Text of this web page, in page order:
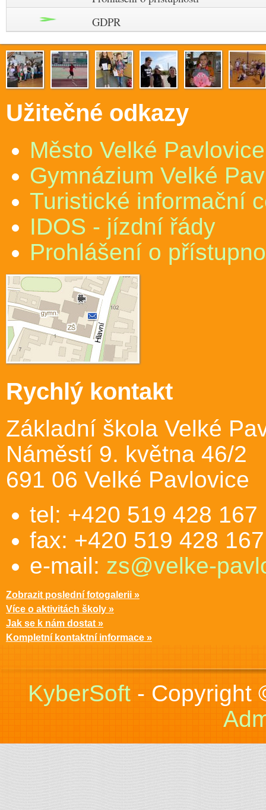
GDPR
Užitečné odkazy
Město Velké Pavlovice
Gymnázium Velké
Turistické informační
IDOS - jízdní řády
Prohlášení o
Rychlý kontakt
Základní škola Velké
Náměstí 9. května 46/2
691 06 Velké Pavlovice
tel: +420 519 428 167
fax: +420 519 428 167
e-mail: zs@velke-
Zobrazit poslední fotogalerii »
Více o aktivitách školy »
Jak se k nám dostat »
Kompletní kontaktní informace »
KyberSoft- Copyright